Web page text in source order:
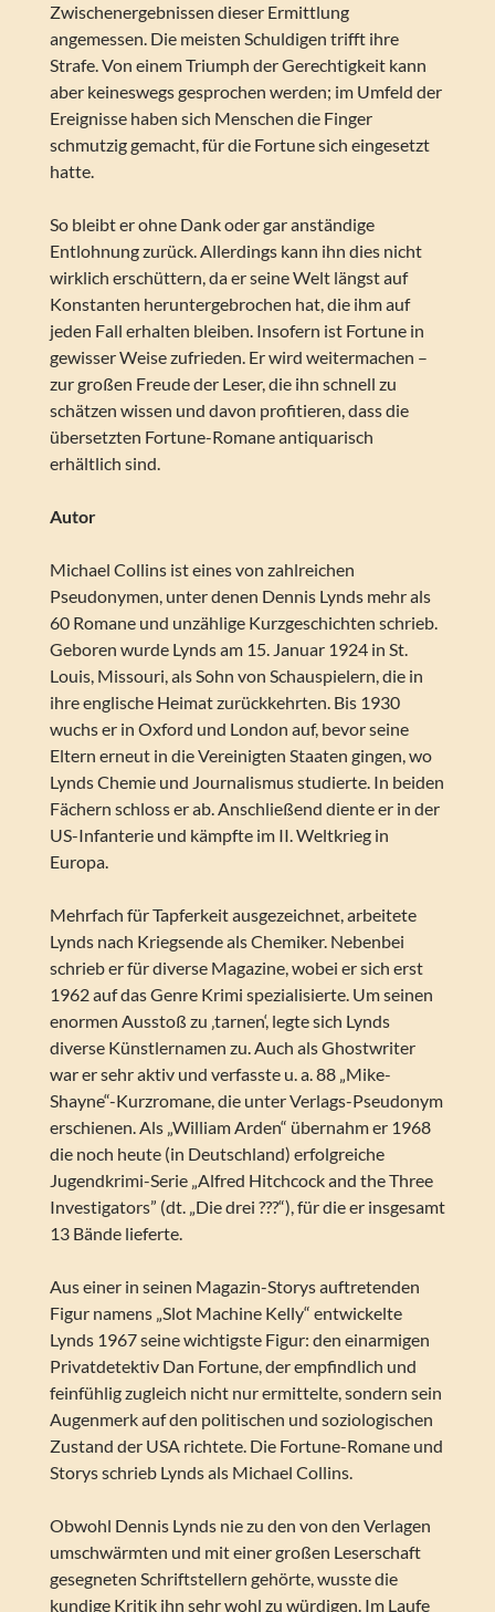
Zwischenergebnissen dieser Ermittlung
angemessen. Die meisten Schuldigen trifft ihre
Strafe. Von einem Triumph der Gerechtigkeit kann
aber keineswegs gesprochen werden; im Umfeld der
Ereignisse haben sich Menschen die Finger
schmutzig gemacht, für die Fortune sich eingesetzt
hatte.
So bleibt er ohne Dank oder gar anständige
Entlohnung zurück. Allerdings kann ihn dies nicht
wirklich erschüttern, da er seine Welt längst auf
Konstanten heruntergebrochen hat, die ihm auf
jeden Fall erhalten bleiben. Insofern ist Fortune in
gewisser Weise zufrieden. Er wird weitermachen –
zur großen Freude der Leser, die ihn schnell zu
schätzen wissen und davon profitieren, dass die
übersetzten Fortune-Romane antiquarisch
erhältlich sind.
Autor
Michael Collins ist eines von zahlreichen
Pseudonymen, unter denen Dennis Lynds mehr als
60 Romane und unzählige Kurzgeschichten schrieb.
Geboren wurde Lynds am 15. Januar 1924 in St.
Louis, Missouri, als Sohn von Schauspielern, die in
ihre englische Heimat zurückkehrten. Bis 1930
wuchs er in Oxford und London auf, bevor seine
Eltern erneut in die Vereinigten Staaten gingen, wo
Lynds Chemie und Journalismus studierte. In beiden
Fächern schloss er ab. Anschließend diente er in der
US-Infanterie und kämpfte im II. Weltkrieg in
Europa.
Mehrfach für Tapferkeit ausgezeichnet, arbeitete
Lynds nach Kriegsende als Chemiker. Nebenbei
schrieb er für diverse Magazine, wobei er sich erst
1962 auf das Genre Krimi spezialisierte. Um seinen
enormen Ausstoß zu ‚tarnen‘, legte sich Lynds
diverse Künstlernamen zu. Auch als Ghostwriter
war er sehr aktiv und verfasste u. a. 88 „Mike-
Shayne“-Kurzromane, die unter Verlags-Pseudonym
erschienen. Als „William Arden“ übernahm er 1968
die noch heute (in Deutschland) erfolgreiche
Jugendkrimi-Serie „Alfred Hitchcock and the Three
Investigators” (dt. „Die drei ???“), für die er insgesamt
13 Bände lieferte.
Aus einer in seinen Magazin-Storys auftretenden
Figur namens „Slot Machine Kelly“ entwickelte
Lynds 1967 seine wichtigste Figur: den einarmigen
Privatdetektiv Dan Fortune, der empfindlich und
feinfühlig zugleich nicht nur ermittelte, sondern sein
Augenmerk auf den politischen und soziologischen
Zustand der USA richtete. Die Fortune-Romane und
Storys schrieb Lynds als Michael Collins.
Obwohl Dennis Lynds nie zu den von den Verlagen
umschwärmten und mit einer großen Leserschaft
gesegneten Schriftstellern gehörte, wusste die
kundige Kritik ihn sehr wohl zu würdigen. Im Laufe